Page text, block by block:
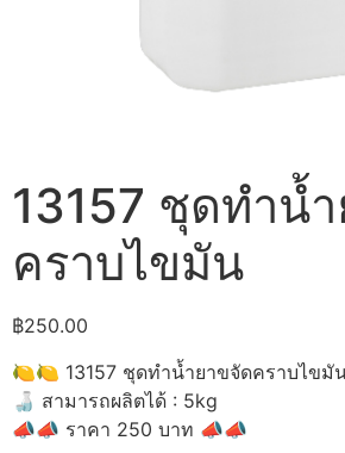
13157 ชุดทำน้
คราบไขมัน
฿250.00
🍋🍋 13157 ชุดทำน้ำยาขจัดคราบไขมั
🍶 สามารถผลิตได้ : 5kg
📣📣 ราคา 250 บาท 📣📣